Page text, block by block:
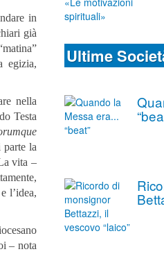
in
già
egizia,
nella
Testa
la
vita –
l’idea,
– nota
Ultime